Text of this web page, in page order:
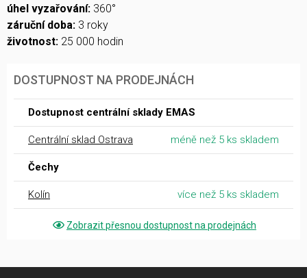
úhel vyzařování: 360°
záruční doba: 3 roky
životnost: 25 000 hodin
DOSTUPNOST NA PRODEJNÁCH
Dostupnost centrální sklady EMAS
Centrální sklad Ostrava méně než 5 ks skladem
Čechy
Kolín více než 5 ks skladem
Zobrazit přesnou dostupnost na prodejnách